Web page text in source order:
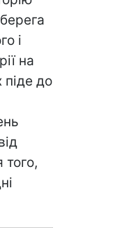
і
на
до
того,